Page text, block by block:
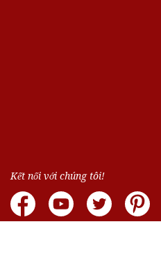
Kết nối với chúng tôi!